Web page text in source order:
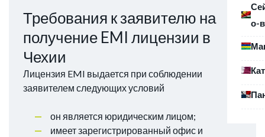
о-
Требования к заявителю на
получение EMI лицензии в
Чехии
Лицензия EMI выдается при соблюдении
заявителем следующих условий
он является юридическим лицом;
имеет зарегистрированный офис и